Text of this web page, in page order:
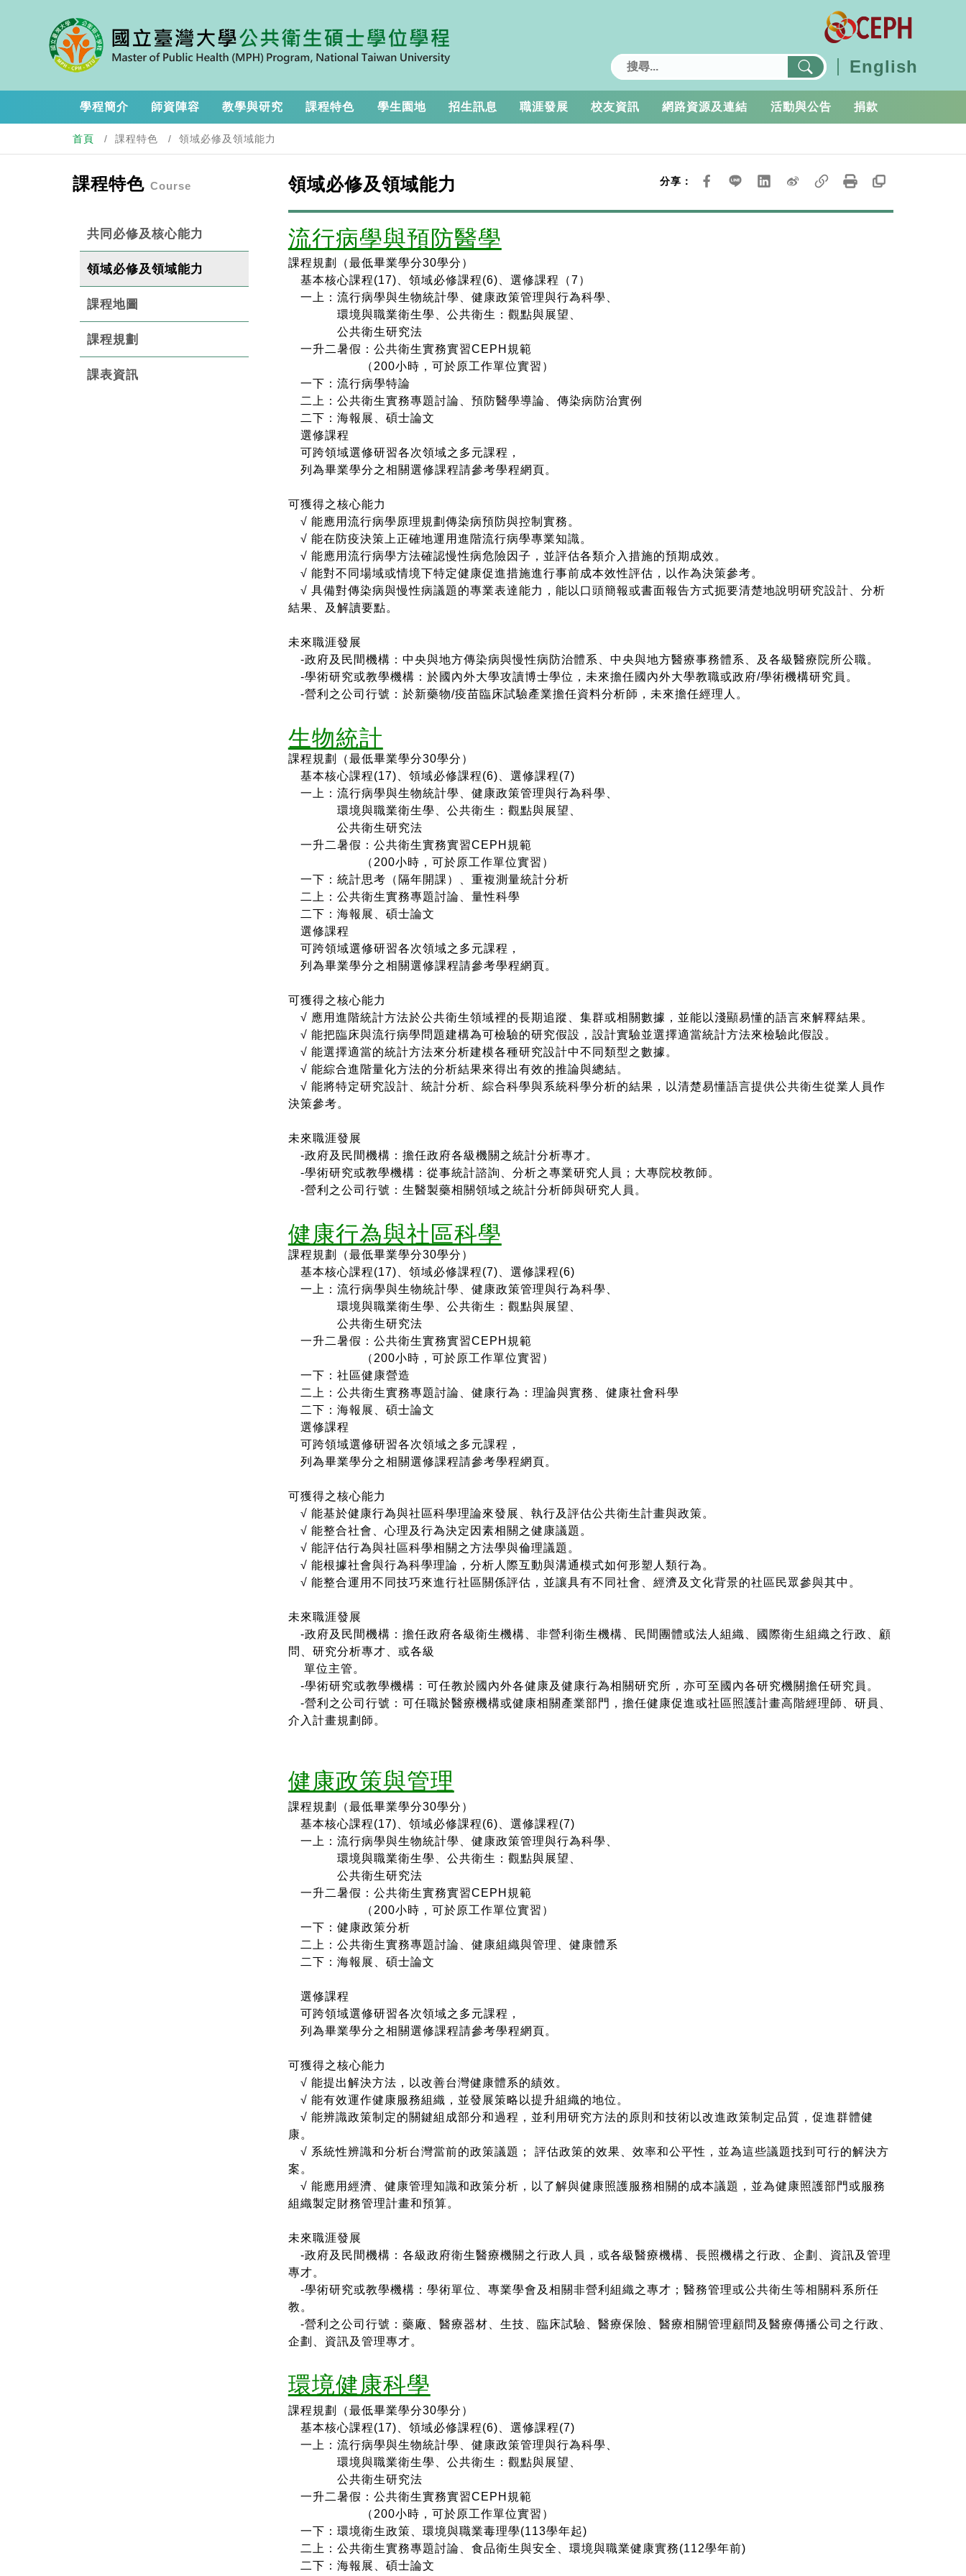
English
學程簡介 師資陣容 教學與研究 課程特色 學生園地 招生訊息 職涯發展 校友資訊 網路資源及連結 活動與公告 捐款
首頁 課程特色 領域必修及領域能力
課程特色 Course
共同必修及核心能力
領域必修及領域能力
課程地圖
課程規劃
課表資訊
領域必修及領域能力 分享：
流行病學與預防醫學
課程規劃（最低畢業學分30學分）
基本核心課程(17)、 領域必修課程(6)
選修課程（7）
一上：流行病學與生物統計學、健康政策管理與行為科學、
環境與職業衛生學、公共衛生：觀點與展望、
公共衛生研究法
一升二暑假：公共衛生實務實習CEPH規範
（200小時，可於原工作單位實習）
一下： 流行病學特論
二上：公共衛生實務專題討論、 預防醫學導論
傳染病防治實例
二下：海報展、碩士論文
選修課程
可跨領域選修研習各次領域之多元課程，
列為畢業學分之相關選修課程請參考學程網頁。
可獲得之核心能力
√ 能應用流行病學原理規劃傳染病預防與控制實務。
√ 能在防疫決策上正確地運用進階流行病學專業知識。
√ 能應用流行病學方法確認慢性病危險因子，並評估各類介入措施的預期成效。
√ 能對不同場域或情境下特定健康促進措施進行事前成本效性評估，以作為決策參考。
√ 具備對傳染病與慢性病議題的專業表達能力，能以口頭簡報或書面報告方式扼要清楚地說明研究設計、分析
結果、及解讀要點。
未來職涯發展
-政府及民間機構：中央與地方傳染病與慢性病防治體系、中央與地方醫療事務體系、及各級醫療院所公職。
-學術研究或教學機構：於國內外大學攻讀博士學位， 未來擔任國內外大學教職或政府/學術機構研究員。
-營利之公司行號：於新藥物/疫苗臨床試驗產業擔任資料分析師，未來擔任經理人。
生物統計
課程規劃（最低畢業學分30學分）
基本核心課程(17)、 領域必修課程(6)
選修課程(7)
一上：流行病學與生物統計學、健康政策管理與行為科學、
環境與職業衛生學、公共衛生：觀點與展望、
公共衛生研究法
一升二暑假：公共衛生實務實習CEPH規範
（200小時，可於原工作單位實習）
一下： 統計思考（隔年開課）、重複測量統計分析
二上：公共衛生實務專題討論、 量性科學
二下：海報展、碩士論文
選修課程
可跨領域選修研習各次領域之多元課程，
列為畢業學分之相關選修課程請參考學程網頁。
可獲得之核心能力
√ 應用進階統計方法於公共衛生領域裡的長期追蹤、集群或相關數據，並能以淺顯易懂的語言來解釋結果。
√ 能把臨床與流行病學問題建構為可檢驗的研究假設，設計實驗並選擇適當統計方法來檢驗此假設。
√ 能選擇適當的統計方法來分析建模各種研究設計中不同類型之數據。
√ 能綜合進階量化方法的分析結果來得出有效的推論與總結。
√ 能將特定研究設計、統計分析、綜合科學與系統科學分析的結果，以清楚易懂語言提供公共衛生從業人員作
決策參考。
未來職涯發展
-政府及民間機構：擔任政府各級機關之統計分析專才。
-學術研究或教學機構：從事統計諮詢、 分析之專業研究人員；大專院校教師。
-營利之公司行號：生醫製藥相關領域之統計分析師與研究人員。
健康行為與社區科學
課程規劃（最低畢業學分30學分）
基本核心課程(17)、 領域必修課程(7)
選修課程(6)
一上：流行病學與生物統計學、健康政策管理與行為科學、
環境與職業衛生學、公共衛生：觀點與展望、
公共衛生研究法
一升二暑假：公共衛生實務實習CEPH規範
（200小時，可於原工作單位實習）
一下： 社區健康營造
二上：公共衛生實務專題討論、 健康行為：理論與實務、 健康社會科學
二下：海報展、碩士論文
選修課程
可跨領域選修研習各次領域之多元課程，
列為畢業學分之相關選修課程請參考學程網頁。
可獲得之核心能力
√ 能基於健康行為與社區科學理論來發展、執行及評估公共衛生計畫與政策。
√ 能整合社會、心理及行為決定因素相關之健康議題。
√ 能評估行為與社區科學相關之方法學與倫理議題。
√ 能根據社會與行為科學理論，分析人際互動與溝通模式如何形塑人類行為。
√ 能整合運用不同技巧來進行社區關係評估，並讓具有不同社會、經濟及文化背景的社區民眾參與其中。
未來職涯發展
-政府及民間機構：擔任政府各級衛生機構、非營利衛生機構、民間團體或法人組織、國際衛生組織之行政、顧
問、研究分析專才、或各級
單位主管。
-學術研究或教學機構：可任教於國內外各健康及 健康行為相關研究所，亦可至國內各研究機關擔任研究員。
-營利之公司行號：可任職於醫療機構或健康相關產業部 門，擔任健康促進或社區照護計畫高階經理師、研員、
介入計畫規劃師。
健康政策與管理
課程規劃（最低畢業學分30學分）
基本核心課程(17)、 領域必修課程(6)
選修課程(7)
一上：流行病學與生物統計學、健康政策管理與行為科學、
環境與職業衛生學、公共衛生：觀點與展望、
公共衛生研究法
一升二暑假：公共衛生實務實習CEPH規範
（200小時，可於原工作單位實習）
一下： 健康政策分析
二上：公共衛生實務專題討論、 健康組織與管理、 健康體系
二下：海報展、碩士論文
選修課程
可跨領域選修研習各次領域之多元課程，
列為畢業學分之相關選修課程請參考學程網頁。
可獲得之核心能力
√ 能提出解決方法，以改善台灣健康體系的績效。
√ 能有效運作健康服務組織，並發展策略以提升組織的地位。
√ 能辨識政策制定的關鍵組成部分和過程，並利用研究方法的原則和技術以改進政策制定品質，促進群體健
康。
√ 系統性辨識和分析台灣當前的政策議題； 評估政策的效果、 效率和公平性，並為這些議題找到可行的解決方
案。
√ 能應用經濟、健康管理知識和政策分析，以了解與健康照護服務相關的成本議題，並為健康照護部門或服務
組織製定財務管理計畫和預算。
未來職涯發展
-政府及民間機構：各級政府衛生醫療機關之行政人員，或各級醫療機構、長照機構之行政、企劃、資訊及管理
專才。
-學術研究或教學機構：學術單位、專業學會及相關非營利組織之專才；醫務管理或公共衛生等相關科系所任
教。
-營利之公司行號：藥廠、醫療器材、生技、臨床試驗、醫療保險、醫療相關管理顧問及醫療傳播公司之行政、
企劃、資訊及管理專才。
環境健康科學
課程規劃（最低畢業學分30學分）
基本核心課程(17)、 領域必修課程(6)
選修課程(7)
一上：流行病學與生物統計學、健康政策管理與行為科學、
環境與職業衛生學、公共衛生：觀點與展望、
公共衛生研究法
一升二暑假：公共衛生實務實習CEPH規範
（200小時，可於原工作單位實習）
一下： 環境衛生政策、環境與職業毒理學(113學年起)
二上：公共衛生實務專題討論、 食品衛生與安全、 環境與職業健康實務(112學年前)
二下：海報展、碩士論文